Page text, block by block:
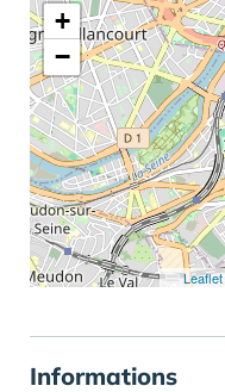
+
−
Leaflet
Informations